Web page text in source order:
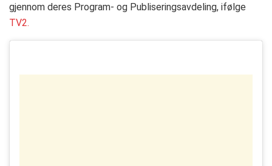
gjennom deres Program- og Publiseringsavdeling, ifølge
TV2.